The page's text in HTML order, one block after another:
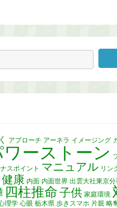
アプローチ アーネラ イメージング
ーストーン
スポイント マニュアル リン
健康 内面 内面世界 出雲大社東京分
四柱推命子供 家庭環境
理学 心眼 栃木県 歩きスマホ 片親 略